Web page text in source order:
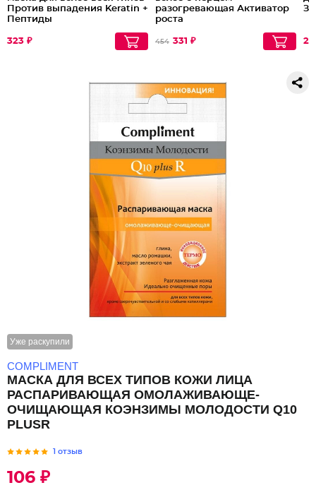
Против выпадения Keratin +
Пептиды
323 ₽
разогревающая Активатор
роста
454 331 ₽
Уже раскупили
COMPLIMENT
МАСКА ДЛЯ ВСЕХ ТИПОВ КОЖИ ЛИЦА
РАСПАРИВАЮЩАЯ ОМОЛАЖИВАЮЩЕ-
ОЧИЩАЮЩАЯ КОЭНЗИМЫ МОЛОДОСТИ Q10
PLUSR
1 отзыв
106 ₽